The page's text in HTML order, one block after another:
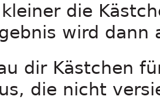
kleiner die
wird dann
dir Kästchen
die nicht